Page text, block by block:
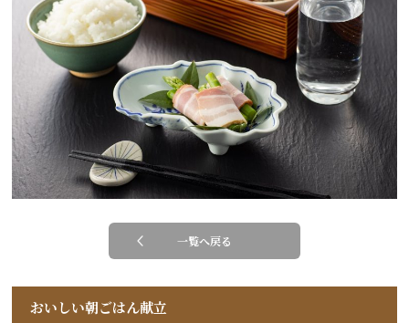
一覧へ戻る
おいしい朝ごはん献立